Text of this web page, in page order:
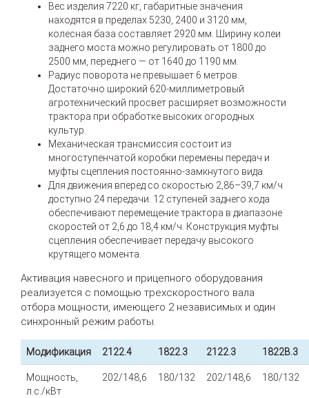
Вес изделия 7220 кг, габаритные значения
находятся в пределах 5230, 2400 и 3120 мм,
колесная база составляет 2920 мм. Ширину колеи
заднего моста можно регулировать от 1800 до
2500 мм, переднего — от 1640 до 1190 мм.
Радиус поворота не превышает 6 метров.
Достаточно широкий 620-миллиметровый
агротехнический просвет расширяет возможности
трактора при обработке высоких огородных
культур.
Механическая трансмиссия состоит из
многоступенчатой коробки перемены передач и
муфты сцепления постоянно-замкнутого вида.
Для движения вперед со скоростью 2,86–39,7 км/ч
доступно 24 передачи. 12 ступеней заднего хода
обеспечивают перемещение трактора в диапазоне
скоростей от 2,6 до 18,4 км/ч. Конструкция муфты
сцепления обеспечивает передачу высокого
крутящего момента.
Активация навесного и прицепного оборудования
реализуется с помощью трехскоростного вала
отбора мощности, имеющего 2 независимых и один
синхронный режим работы.
Модификация 2122.4 1822.3 2122.3 1822В.3
Мощность,
л.с./кВт
202/148,6 180/132 202/148,6 180/132